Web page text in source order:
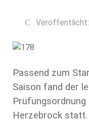
Veröffentlicht:
Passend zum
Saison fand der
Prüfungsordnung
Herzebrock statt.